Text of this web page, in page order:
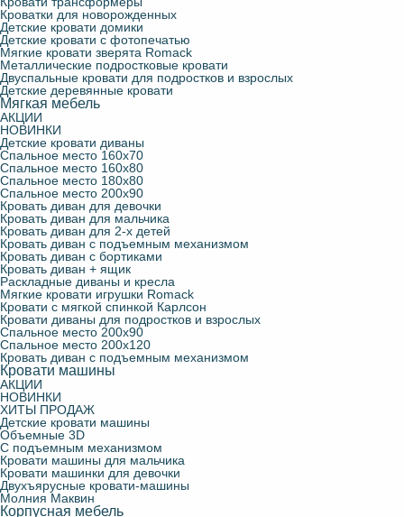
Кроватки для новорожденных
Детские кровати домики
Детские кровати с фотопечатью
Мягкие кровати зверята Romack
Металлические подростковые кровати
Двуспальные кровати для подростков и взрослых
Детские деревянные кровати
Мягкая мебель
АКЦИИ
НОВИНКИ
Детские кровати диваны
Спальное место 160х70
Спальное место 160х80
Спальное место 180х80
Спальное место 200х90
Кровать диван для девочки
Кровать диван для мальчика
Кровать диван для 2-х детей
Кровать диван с подъемным механизмом
Кровать диван с бортиками
Кровать диван + ящик
Раскладные диваны и кресла
Мягкие кровати игрушки Romack
Кровати с мягкой спинкой Карлсон
Кровати диваны для подростков и взрослых
Спальное место 200х90
Спальное место 200х120
Кровать диван с подъемным механизмом
Кровати машины
АКЦИИ
НОВИНКИ
ХИТЫ ПРОДАЖ
Детские кровати машины
Объемные 3D
С подъемным механизмом
Кровати машины для мальчика
Кровати машинки для девочки
Двухъярусные кровати-машины
Молния Маквин
Корпусная мебель
Детские кровати чердаки
Мягкие кровати зверята Romack
Кроватки для новорожденных
Двуспальные кровати для подростков и взрослых
Металлические подростковые кровати
Кровать для троих детей
Детские деревянные кровати
Кровати трансформеры
С подъемным механизмом
Молния Маквин
Детские стулья
Навесные полки для детской
Парты школьные
Кровать диван с подъемным механизмом
Кровать диван с бортиками
Кровать диван + ящик
Раскладные диваны и кресла
Конверты для новорожденных
Фотошторы